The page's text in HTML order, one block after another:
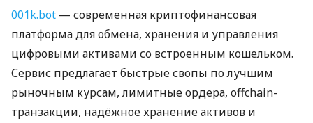
001k.bot — современная криптофинансовая
платформа для обмена, хранения и управления
цифровыми активами со встроенным кошельком.
Сервис предлагает быстрые свопы по лучшим
рыночным курсам, лимитные ордера, offchain-
транзакции, надёжное хранение активов и